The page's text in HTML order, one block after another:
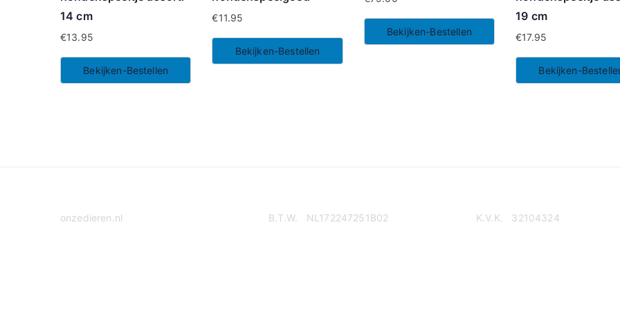
14 cm
€13.95
Bekijken-Bestellen
€11.95
Bekijken-Bestellen
Bekijken-Bestellen
19 cm
€17.95
Bekijken-
onzedieren.nl B.T.W. NL172247251B02 K.V.K. 32104324